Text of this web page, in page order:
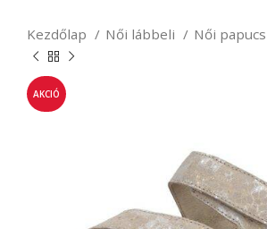
Kezdőlap Női lábbeli Női papucs
AKCIÓ